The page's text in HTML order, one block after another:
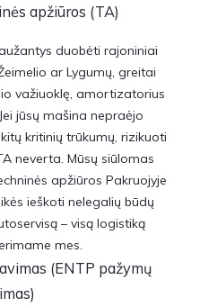
apžiūros (TA)
duobėti rajoniniai
ar Lygumų, greitai
važiuoklę, amortizatorius
jūsų mašina nepraėjo
kritinių trūkumų, rizikuoti
neverta. Mūsų siūlomas
apžiūros Pakruojyje
ieškoti nelegalių būdų
– visą logistiką
mes.
(ENTP pažymų